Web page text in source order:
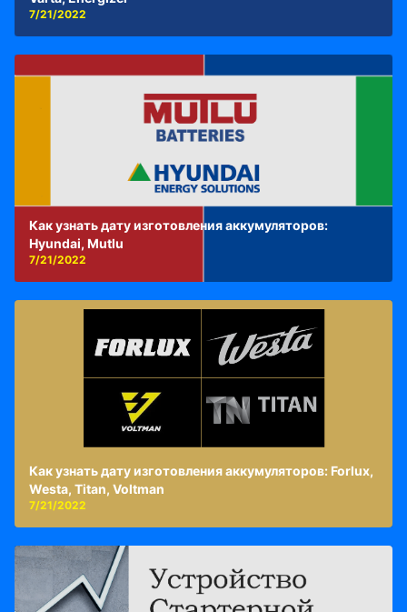
7/21/2022
Как узнать дату изготовления аккумуляторов:
Hyundai, Mutlu
7/21/2022
Как узнать дату изготовления аккумуляторов: Forlux,
Westa, Titan, Voltman
7/21/2022